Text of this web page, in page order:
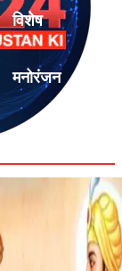
विशेष
मनोरंजन